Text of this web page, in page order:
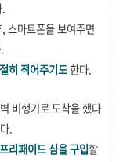
.
스마트폰을 보여주면
히 적어주기도한다.
비행기로 도착을 했다
.
리패이드 심을 구입할